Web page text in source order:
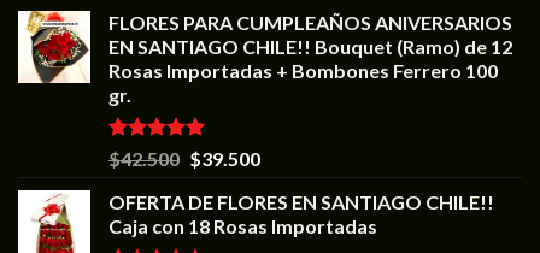
FLORES PARA CUMPLEAÑOS ANIVERSARIOS
EN SANTIAGO CHILE!! Bouquet (Ramo) de 12
Rosas Importadas + Bombones Ferrero 100
gr.
Valorado en
5.00
$42.500 $39.500
OFERTA DE FLORES EN SANTIAGO CHILE!!
Caja con 18 Rosas Importadas